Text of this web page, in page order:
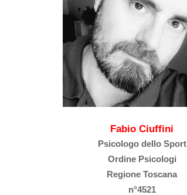
Fabio Ciuffini
Psicologo dello Sport
Ordine Psicologi
Regione Toscana
n°4521